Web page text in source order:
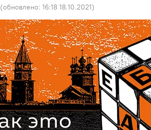
(обновлено: 16:18 18.10.2021)